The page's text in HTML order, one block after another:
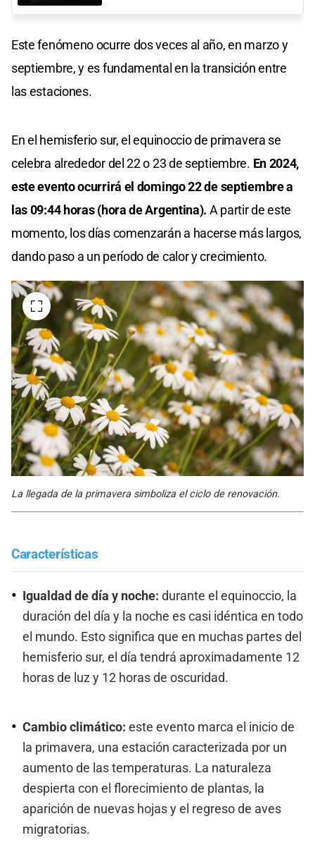
Este fenómeno ocurre dos veces al año, en marzo y
septiembre, y es fundamental en la transición entre
las estaciones.
En el hemisferio sur, el equinoccio de primavera se
celebra alrededor del 22 o 23 de septiembre. En 2024,
este evento ocurrirá el domingo 22 de septiembre a
las 09:44 horas (hora de Argentina). A partir de este
momento, los días comenzarán a hacerse más largos,
dando paso a un período de calor y crecimiento.
La llegada de la primavera simboliza el ciclo de renovación.
Características
Igualdad de día y noche: durante el equinoccio, la
duración del día y la noche es casi idéntica en todo
el mundo. Esto significa que en muchas partes del
hemisferio sur, el día tendrá aproximadamente 12
horas de luz y 12 horas de oscuridad.
Cambio climático: este evento marca el inicio de
la primavera, una estación caracterizada por un
aumento de las temperaturas. La naturaleza
despierta con el florecimiento de plantas, la
aparición de nuevas hojas y el regreso de aves
migratorias.